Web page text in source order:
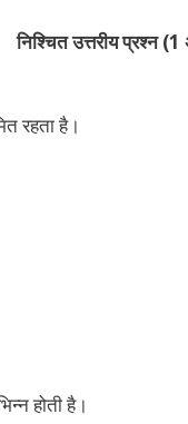
निश्चित उत्तरीय प्रश्न
रहता है।
होती है।